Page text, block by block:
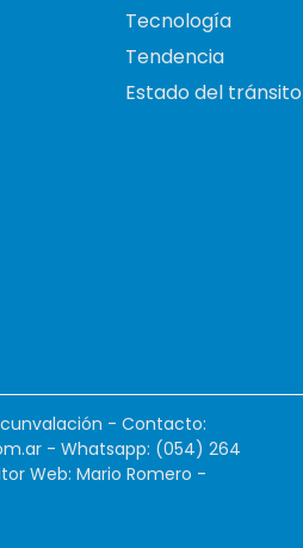
Tecnología
Tendencia
Estado del tránsito
- Contacto:
- Whatsapp: (054) 264
Web: Mario Romero -